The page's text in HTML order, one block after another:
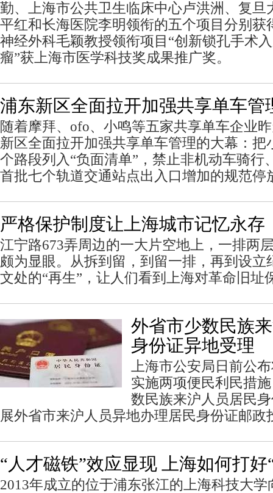
勤、上海市公共卫生临床中心卢洪洲、复旦
平红和长海医院李明领衔的五个项目分别获
神经外科毛颖教授领衔项目“创新锁孔手术
瘤”获上海市医学科技奖成果推广奖。
浦东新区全面拉开加强共享单车管
随着摩拜、ofo、小鸣等五家共享单车企业
新区全面拉开加强共享单车管理的大幕：把
个路段列入“负面清单”，禁止非机动车骑行
首批七个轨道交通站点出入口增加的规范停
严格保护制度让上海城市记忆永存
江宁路673弄周边的一大片空地上，一排两
颇为显眼。从拆到留，到留一排，再到设立
文处的“再生”，让人们看到上海对革命旧址
外省市少数民族
身份证异地受理
上海市公安局日前公
实施两项便民利民措
数民族来沪人员居民
展外省市来沪人员异地办理居民身份证邮政
“人才磁铁”效应显现 上海如何打好
2013年成立的位于浦东张江的上海科技大